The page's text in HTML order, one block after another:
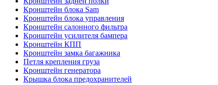
Кронштейн блока Sam
Кронштейн блока управления
Кронштейн салонного фильтра
Кронштейн усилителя бампера
Кронштейн КПП
Кронштейн замка багажника
Петля крепления груза
Кронштейн генератора
Крышка блока предохранителей